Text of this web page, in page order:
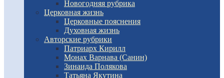
Новогодняя рубрика
Церковная жизнь
Церковные пояснения
Духовная жизнь
Авторские рубрики
Патриарх Кирилл
Монах Варнава (Санин)
Зинаида Полякова
Татьяна Якутина